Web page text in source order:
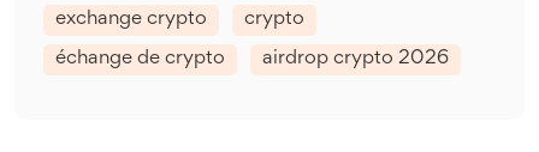
exchange crypto crypto
échange de crypto airdrop crypto 2026